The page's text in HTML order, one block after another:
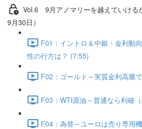
Vol.6 9⽉アノマリーを越えていける
9月30日）
F01：イントロ＆中銀・金利動
性の行方は？ (7:55)
F02：ゴールド～実質金利高騰
F03：WTI原油～普通なら利確
F04：為替～ユーロは売り専用